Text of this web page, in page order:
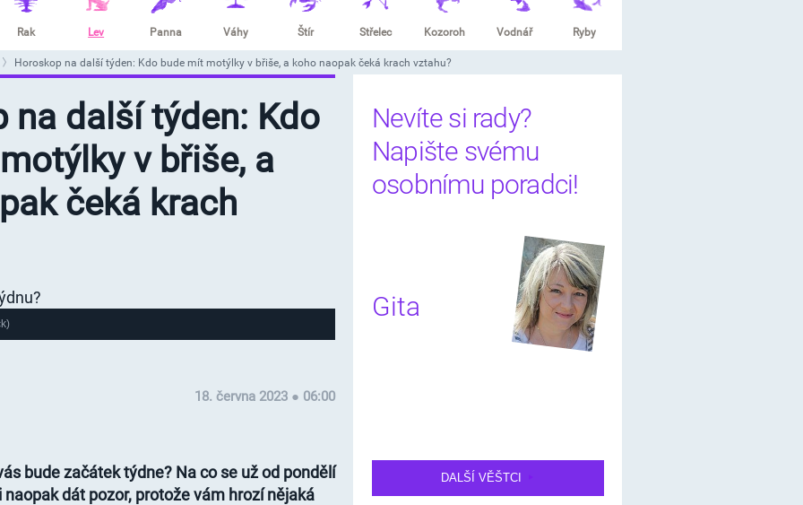
Rak Lev Panna Váhy Štír Střelec Kozoroh Vodnář Ryby
Horoskop na další týden: Kdo bude mít motýlky v břiše, a koho naopak čeká krach vztahu?
na další týden: Kdo
v břiše, a
čeká krach
18. června 2023 ● 06:00
bude začátek týdne? Na co se už od pondělí
dát pozor, protože vám hrozí nějaká
Nevíte si rady?
Napište svému
osobnímu poradci!
Gita
DALŠÍ VĚŠTCI